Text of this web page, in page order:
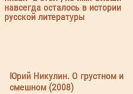
навсегда осталось в истории
русской литературы
Юрий Никулин. О грустном и
смешном (2008)